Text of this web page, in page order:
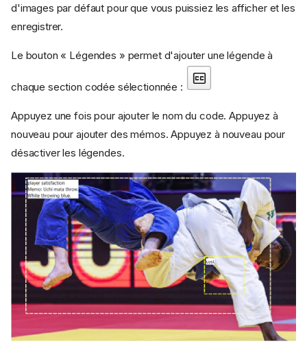
d'images par défaut pour que vous puissiez les afficher et les
enregistrer.
Le bouton « Légendes » permet d'ajouter une légende à
chaque section codée sélectionnée :
Appuyez une fois pour ajouter le nom du code. Appuyez à
nouveau pour ajouter des mémos. Appuyez à nouveau pour
désactiver les légendes.